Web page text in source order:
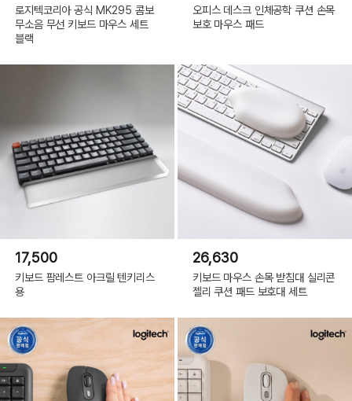
로지텍코리아 공식 MK295 콤보
무소음 무선 키보드 마우스 세트
블랙
오피스 데스크 인체공학 쿠션 손목
보호 마우스 패드
17,500
키보드 팜레스트 아크릴 텐키리스
용
26,630
키보드 마우스 손목 받침대 실리콘
젤리 쿠션 패드 보호대 세트